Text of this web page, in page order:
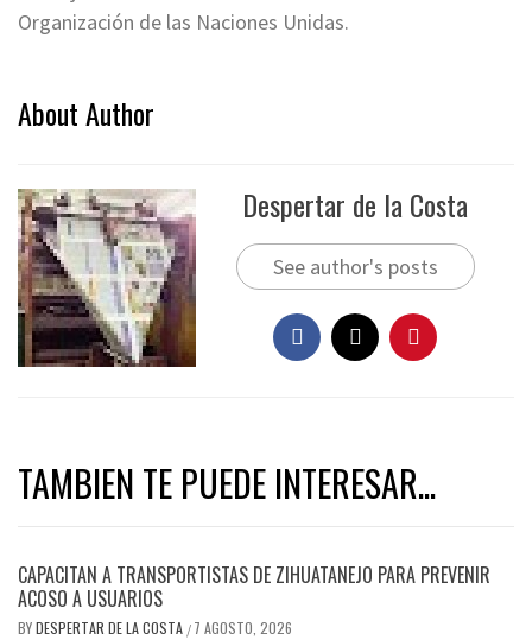
Organización de las Naciones Unidas.
About Author
Despertar de la Costa
See author's posts
TAMBIEN TE PUEDE INTERESAR...
CAPACITAN A TRANSPORTISTAS DE ZIHUATANEJO PARA PREVENIR
ACOSO A USUARIOS
BYDESPERTAR DE LA COSTA / 7 AGOSTO, 2026